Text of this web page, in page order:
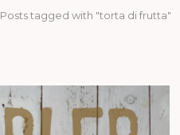
Posts tagged with "torta di frutta"